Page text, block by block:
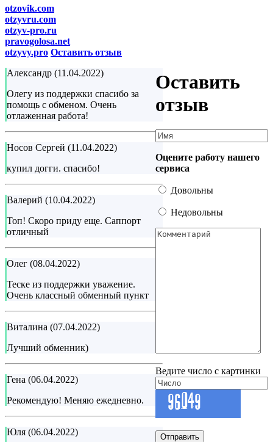
otzovik.com
otzyvru.com
otzyv-pro.ru
pravogolosa.net
otzyvy.pro Оставить отзыв
Александр (11.04.2022)
Олегу из поддержки спасибо за
помощь с обменом. Очень
отлаженная работа!
Носов Сергей (11.04.2022)
купил догги. спасибо!
Валерий (10.04.2022)
Топ! Скоро приду еще. Саппорт
отличный
Олег (08.04.2022)
Теске из поддержки уважение.
Очень классный обменный пункт
Виталина (07.04.2022)
Лучший обменник)
Гена (06.04.2022)
Рекомендую! Меняю ежедневно.
Юля (06.04.2022)
Оставить
отзыв
Оцените работу нашего
сервиса
Довольны
Недовольны
Ведите число с картинки
Отправить